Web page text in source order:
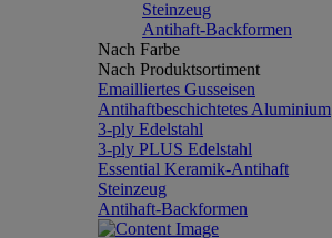
Steinzeug
Antihaft-Backformen
Nach Farbe
Nach Produktsortiment
Emailliertes Gusseisen
Antihaftbeschichtetes Aluminium
3-ply Edelstahl
3-ply PLUS Edelstahl
Essential Keramik-Antihaft
Steinzeug
Antihaft-Backformen